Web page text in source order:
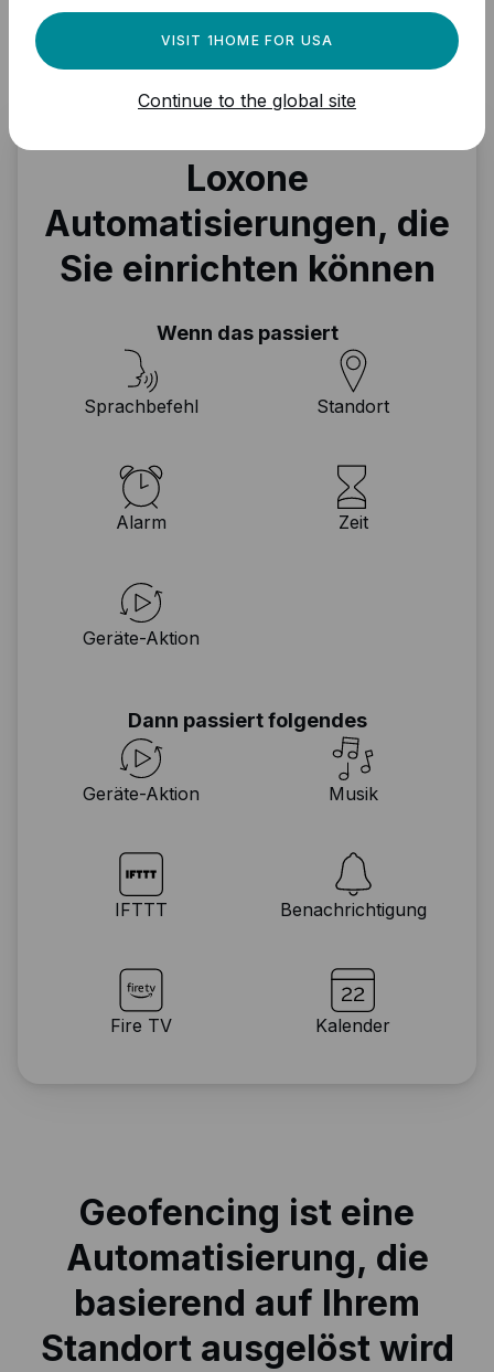
Loxone
Automatisierungen, die
Sie einrichten können
Wenn das passiert
Sprachbefehl Standort
Alarm Zeit
Geräte-Aktion
Dann passiert folgendes
Geräte-Aktion Musik
IFTTT Benachrichtigung
Fire TV Kalender
Geofencing ist eine
Automatisierung, die
basierend auf Ihrem
Standort ausgelöst wird
VISIT 1HOME FOR USA
Continue to the global site